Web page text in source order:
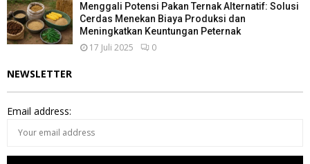
Menggali Potensi Pakan Ternak Alternatif: Solusi
Cerdas Menekan Biaya Produksi dan
Meningkatkan Keuntungan Peternak
17 Juli 2025 0
NEWSLETTER
Email address: